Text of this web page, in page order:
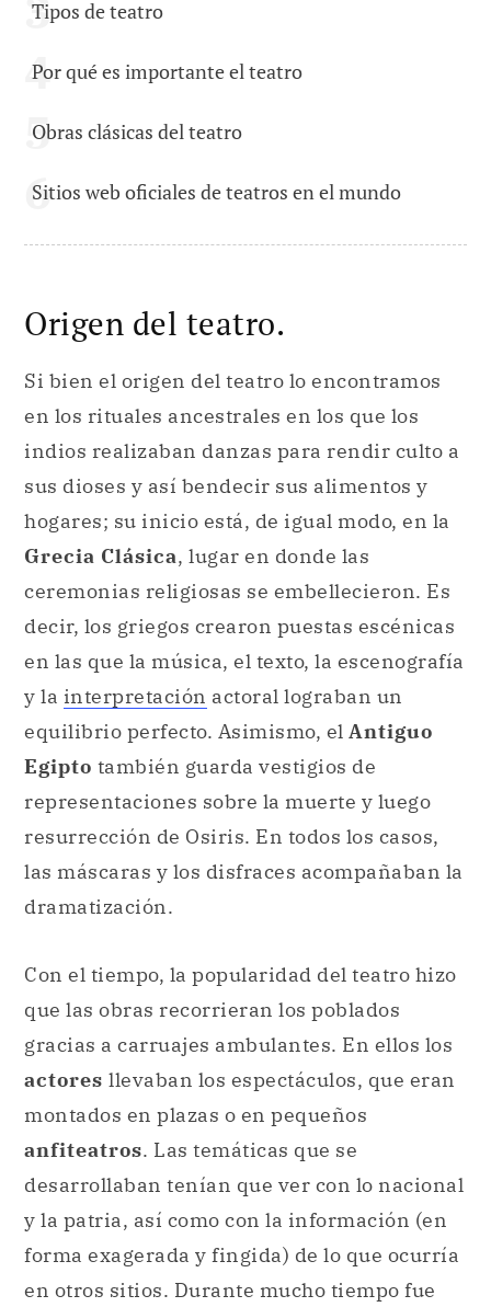
Tipos de teatro
Por qué es importante el teatro
Obras clásicas del teatro
Sitios web oficiales de teatros en el mundo
Origen del teatro.
Si bien el origen del teatro lo encontramos
en los rituales ancestrales en los que los
indios realizaban danzas para rendir culto a
sus dioses y así bendecir sus alimentos y
hogares; su inicio está, de igual modo, en la
Grecia Clásica, lugar en donde las
ceremonias religiosas se embellecieron. Es
decir, los griegos crearon puestas escénicas
en las que la música, el texto, la escenografía
y la interpretación actoral lograban un
equilibrio perfecto. Asimismo, el Antiguo
Egipto también guarda vestigios de
representaciones sobre la muerte y luego
resurrección de Osiris. En todos los casos,
las máscaras y los disfraces acompañaban la
dramatización.
Con el tiempo, la popularidad del teatro hizo
que las obras recorrieran los poblados
gracias a carruajes ambulantes. En ellos los
actores llevaban los espectáculos, que eran
montados en plazas o en pequeños
anfiteatros. Las temáticas que se
desarrollaban tenían que ver con lo nacional
y la patria, así como con la información (en
forma exagerada y fingida) de lo que ocurría
en otros sitios. Durante mucho tiempo fue